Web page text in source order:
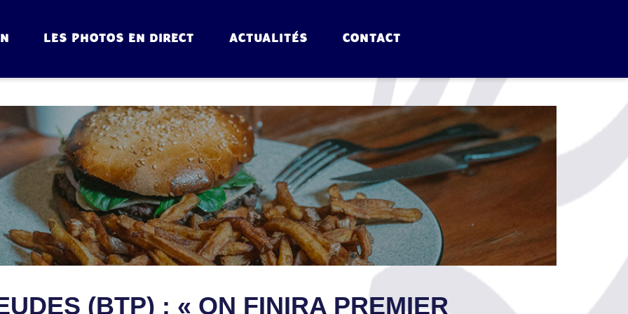
LES PHOTOS EN DIRECT ACTUALITÉS CONTACT
(BTP) : « ON FINIRA PREMIER